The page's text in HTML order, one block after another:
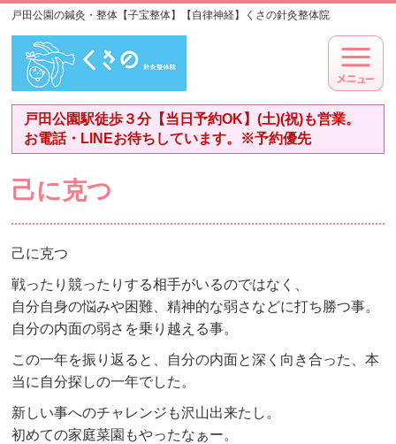
戸田公園の鍼灸・整体【子宝整体】【自律神経】くさの針灸整体院
戸田公園駅徒歩３分【当日予約OK】(土)(祝)も営業。
お電話・LINEお待ちしています。※予約優先
己に克つ
己に克つ
戦ったり競ったりする相手がいるのではなく、
自分自身の悩みや困難、精神的な弱さなどに打ち勝つ事。
自分の内面の弱さを乗り越える事。
この一年を振り返ると、自分の内面と深く向き合った、本
当に自分探しの一年でした。
新しい事へのチャレンジも沢山出来たし。
初めての家庭菜園もやったなぁー。